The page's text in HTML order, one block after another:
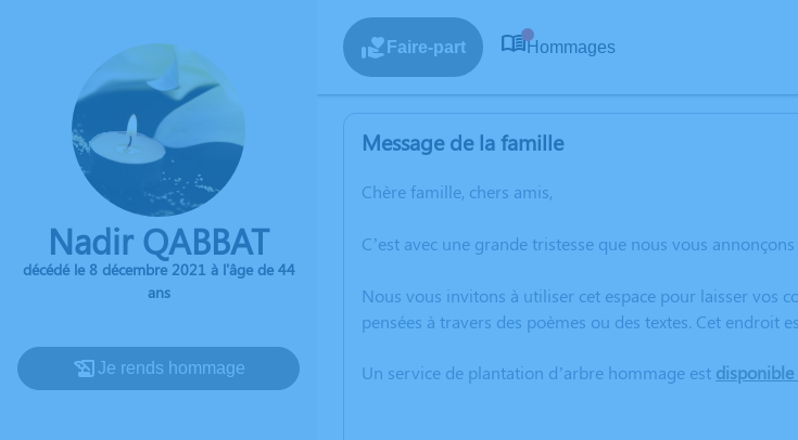
Nadir QABBAT
décédé le 8 décembre 2021 à l'âge de 44
ans
Je rends hommage
Faire-part Hommages
Message de la famille
Chère famille, chers amis,
C’est avec une grande tristesse que nous vous
Nous vous invitons à utiliser cet espace pour laisser vos
pensées à travers des poèmes ou des textes. Cet endroit
Un service de plantation d’arbre hommage est disponible